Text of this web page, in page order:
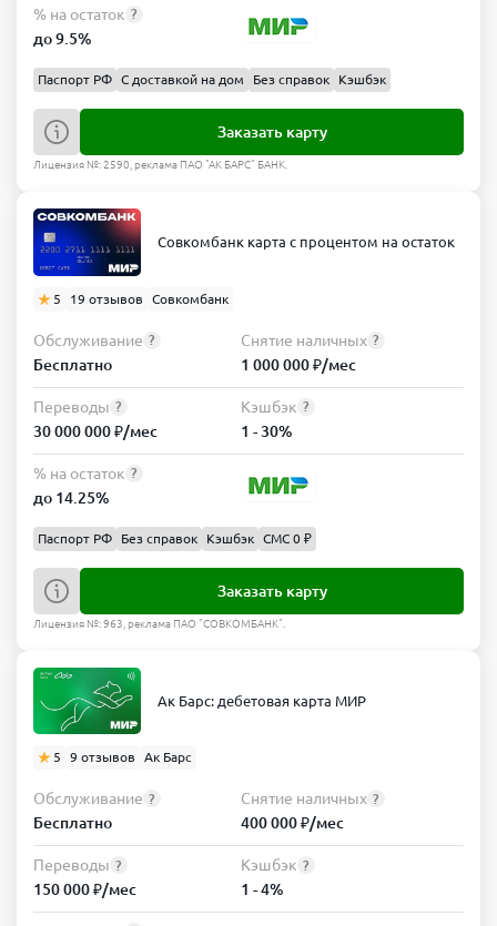
% на остаток ?
до 9.5%
Паспорт РФ С доставкой на дом Без справок Кэшбэк
Заказать карту
Лицензия №: 2590, реклама ПАО "АК БАРС" БАНК.
Совкомбанк карта с процентом на остаток
5 19 отзывов Совкомбанк
Обслуживание ?
Бесплатно
Снятие наличных ?
1 000 000 ₽/мес
Переводы ?
30 000 000 ₽/мес
Кэшбэк ?
1 - 30%
% на остаток ?
до 14.25%
Паспорт РФ Без справок Кэшбэк СМС 0 ₽
Заказать карту
Лицензия №: 963, реклама ПАО "СОВКОМБАНК".
Ак Барс: дебетовая карта МИР
5 9 отзывов Ак Барс
Обслуживание ?
Бесплатно
Снятие наличных ?
400 000 ₽/мес
Переводы ?
150 000 ₽/мес
Кэшбэк ?
1 - 4%